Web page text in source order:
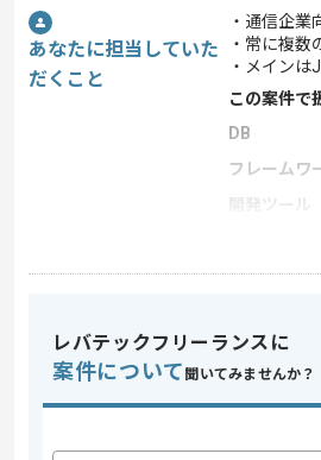
あなたに担当していた
だくこと
・通信企業
・常に複
・メインは
この案件で
DB
フレームワ
開発ツール
・Node.js
・
歓迎スキル
・プロダ
レバテックフリーランスに
案件について 聞いてみませんか？